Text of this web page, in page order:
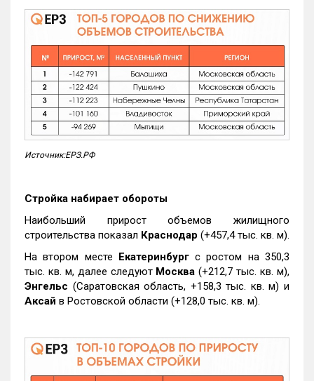
Источник:ЕРЗ.РФ
Стройка набирает обороты
Наибольший прирост объемов жилищного
строительства показал Краснодар (+457,4 тыс. кв. м).
На втором месте Екатеринбургс ростом на 350,3
тыс. кв. м, далее следуют Москва (+212,7 тыс. кв. м),
Энгельс (Саратовская область, +158,3 тыс. кв. м) и
Аксай в Ростовской области (+128,0 тыс. кв. м).